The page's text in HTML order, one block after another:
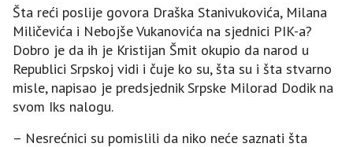
Šta reći poslije govora Draška Stanivukovića, Milana
Miličevića i Nebojše Vukanovića na sjednici PIK-a?
Dobro je da ih je Kristijan Šmit okupio da narod u
Republici Srpskoj vidi i čuje ko su, šta su i šta stvarno
misle, napisao je predsjednik Srpske Milorad Dodik na
svom Iks nalogu.
– Nesrećnici su pomislili da niko neće saznati šta